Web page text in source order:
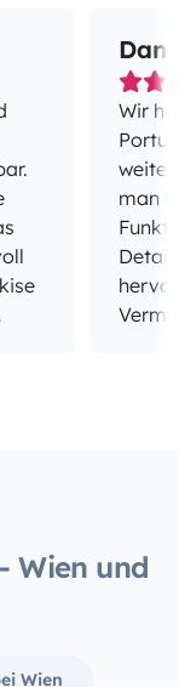
das
Wir
man
Detail
Wien und
Wien